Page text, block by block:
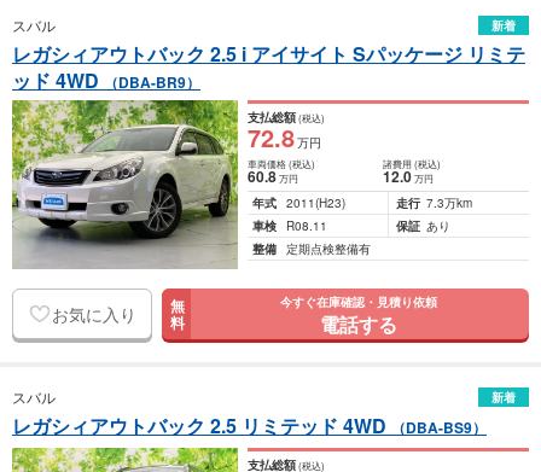
スバル 新着
レガシィアウトバック 2.5 i アイサイト Sパッケージ リミテ
ッド 4WD
（DBA-BR9）
支払総額(税込)
72.8万円
車両価格(税込)
60.8万円
諸費用 (税込)
12.0 万円
年式 2011(H23) 走行 7.3万km
車検
R08.11 保証 あり
整備 定期点検整備有
お気に入り 無
料
今すぐ在庫確認・見積り依頼
電話する
スバル 新着
レガシィアウトバック 2.5 リミテッド 4WD （DBA-BS9）
支払総額(税込)